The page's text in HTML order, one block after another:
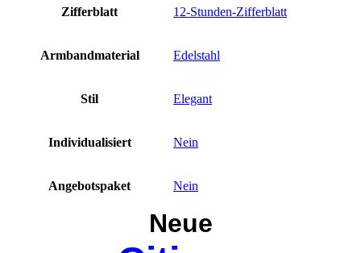
Zifferblatt 12-Stunden-Zifferblatt
Armbandmaterial Edelstahl
Stil Elegant
Individualisiert Nein
Angebotspaket Nein
Neue